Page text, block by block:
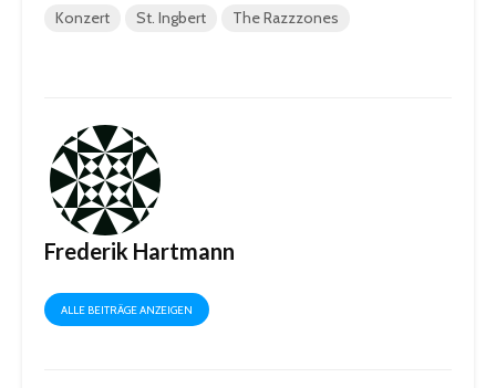
Konzert St. Ingbert The Razzzones
Frederik Hartmann
ALLE BEITRÄGE ANZEIGEN